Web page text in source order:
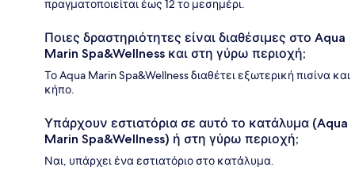
πραγματοποιείται έως 12 το μεσημέρι.
Ποιες δραστηριότητες είναι διαθέσιμες στο Aqua
Marin Spa&Wellness και στη γύρω περιοχή;
Το Aqua Marin Spa&Wellness διαθέτει εξωτερική πισίνα και
κήπο.
Υπάρχουν εστιατόρια σε αυτό το κατάλυμα (Aqua
Marin Spa&Wellness) ή στη γύρω περιοχή;
Ναι, υπάρχει ένα εστιατόριο στο κατάλυμα.